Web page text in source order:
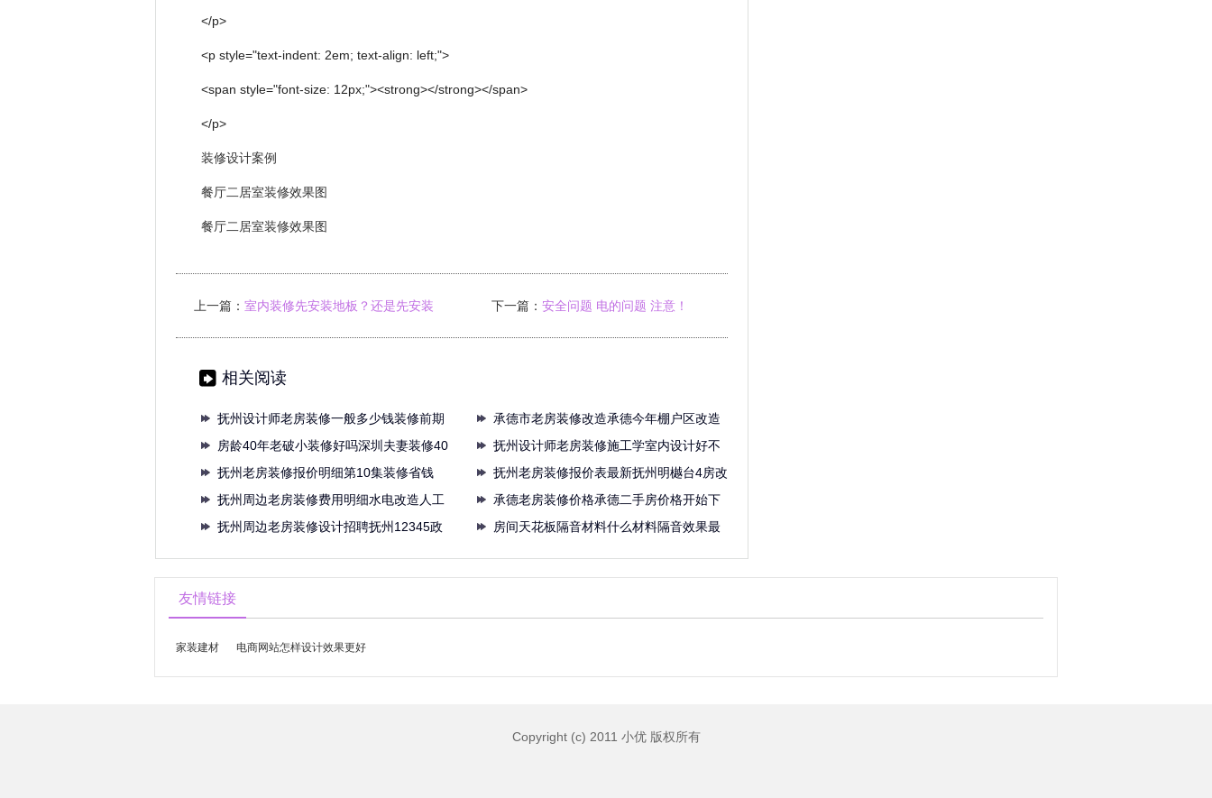
</p>
<p style="text-indent: 2em; text-align: left;">
<span style="font-size: 12px;"><strong></strong></span>
</p>
装修设计案例
餐厅二居室装修效果图
餐厅二居室装修效果图
上一篇： 室内装修先安装地板？还是先安装
门？——装修就选生活家
下一篇： 安全问题 电的问题 注意！
相关阅读
抚州设计师老房装修一般多少钱装修前期
以及
承德市老房装修改造承德今年棚户区改造
任务
房龄40年老破小装修好吗深圳夫妻装修40
抚州设计师老房装修施工学室内设计好不
好抚
抚州老房装修报价明细第10集装修省钱
抚州老房装修报价表最新抚州明樾台4房改
三
抚州周边老房装修费用明细水电改造人工
费多
承德老房装修价格承德二手房价格开始下
降
抚州周边老房装修设计招聘抚州12345政
房间天花板隔音材料什么材料隔音效果最
友情链接
家装建材 电商网站怎样设计效果更好
Copyright (c) 2011 小优 版权所有